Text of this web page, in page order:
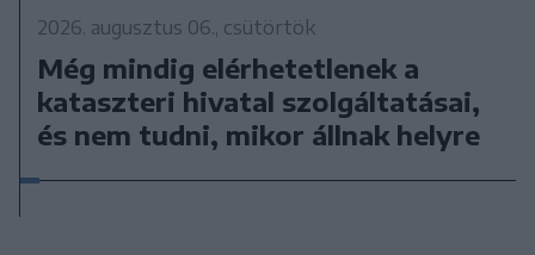
2026. augusztus 06., csütörtök
Még mindig elérhetetlenek a
kataszteri hivatal szolgáltatásai,
és nem tudni, mikor állnak helyre